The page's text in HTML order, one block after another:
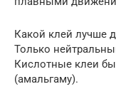
Какой клей лучше
Только
Кислотные клеи
(амальгаму).